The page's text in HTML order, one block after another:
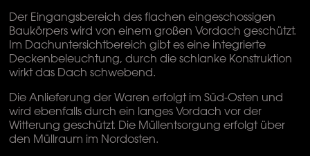
Der Eingangsbereich des flachen eingeschossigen
Baukörpers wird von einem großen Vordach geschützt.
Im Dachuntersichtbereich gibt es eine integrierte
Deckenbeleuchtung, durch die schlanke Konstruktion
wirkt das Dach schwebend.
Die Anlieferung der Waren erfolgt im Süd-Osten und
wird ebenfalls durch ein langes Vordach vor der
Witterung geschützt. Die Müllentsorgung erfolgt über
den Müllraum im Nordosten.